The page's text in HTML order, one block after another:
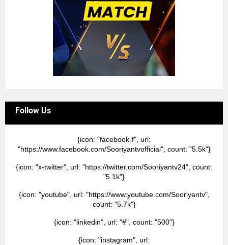
Follow Us
{icon: "facebook-f", url:
"https://www.facebook.com/Sooriyantvofficial", count: "5.5k"}
{icon: "x-twitter", url: "https://twitter.com/Sooriyantv24", count:
"5.1k"}
{icon: "youtube", url: "https://www.youtube.com/Sooriyantv",
count: "5.7k"}
{icon: "linkedin", url: "#", count: "500"}
{icon: "instagram", url: